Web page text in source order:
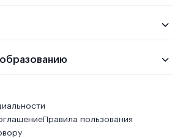
Правила пользования